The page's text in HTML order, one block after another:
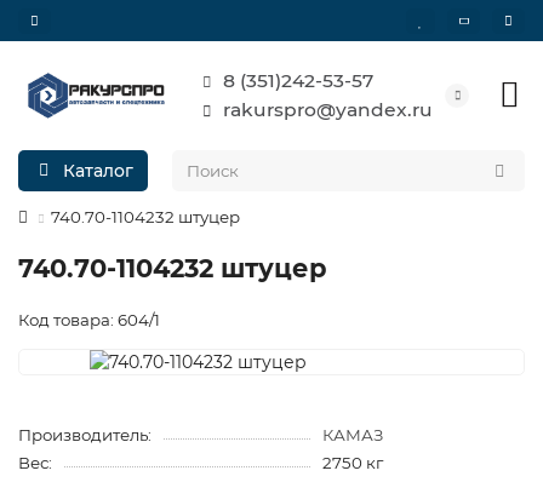
8 (351)242-53-57
rakurspro@yandex.ru
Каталог
740.70-1104232 штуцер
740.70-1104232 штуцер
Код товара: 604/1
Производитель:
КАМАЗ
Вес:
2750 кг